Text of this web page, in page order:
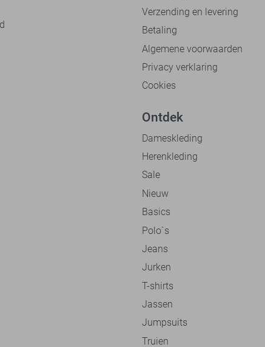
Verzending en levering
Betaling
Algemene voorwaarden
Privacy verklaring
Cookies
Ontdek
Dameskleding
Herenkleding
Sale
Nieuw
Basics
Polo`s
Jeans
Jurken
T-shirts
Jassen
Jumpsuits
Truien